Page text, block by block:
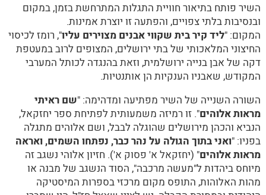
השיר פותח בתיאור חוויית התגלות המתרחשת בזמן, במקום
ובנסיבות בלתי צפויים, והפתעה זו יוצרת אמינות.
המקום: "ליד קיר בית שקווי אבנים מצוירים עליו", רומז לכיסוי
החיצוני המלאכותי של בתי ירושלים, המצופים לרוב במעטפת
דקה של אבן בנייה ירושלמית, וזאת בהנגדה לכותל המערבי
המקודש, שאבניו הענקיות הן אותנטיות.
השורה השנייה של השיר מפתיעה ומדהימה: "שם ראיתי
מראות אלוהים". זו רמיזה משמעותית לפתיחת ספר יחזקאל,
הנביא והכהן מירושלים שהוגלה לבבל, ושם אלוהים מתגלה
בפניו: "ואני בתוך הגולה על נהר כבר, נפתחו השמים, ואראה
מראות אלוהים" (יחזקאל א' פסוק א'). חזיון אלוהי נשגב זה
מיוחס ביהדות ל"מעשה מרכבה", הסוד הנשגב של מבנה או
מהות האלוהות, התופס מקום מרכזי בספרות המיסטיקה